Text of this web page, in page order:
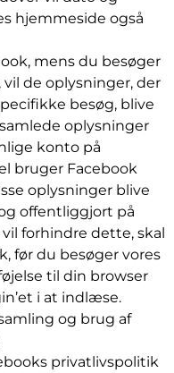
hjemmeside også
mens du besøger
de oplysninger, der
besøg, blive
oplysninger
konto på
bruger Facebook
oplysninger blive
offentliggjort på
forhindre dette, skal
før du besøger vores
til din browser
i at indlæse.
og brug af
privatlivspolitik